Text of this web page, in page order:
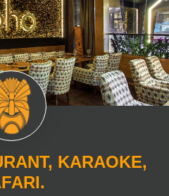
KARAOKE,